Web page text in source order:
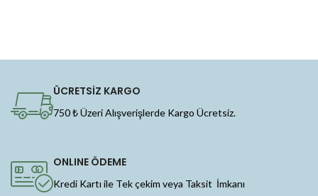
ÜCRETSİZ KARGO
750 ₺ Üzeri Alışverişlerde Kargo Ücretsiz.
ONLINE ÖDEME
Kredi Kartı ile Tek çekim veya Taksit İmkanı